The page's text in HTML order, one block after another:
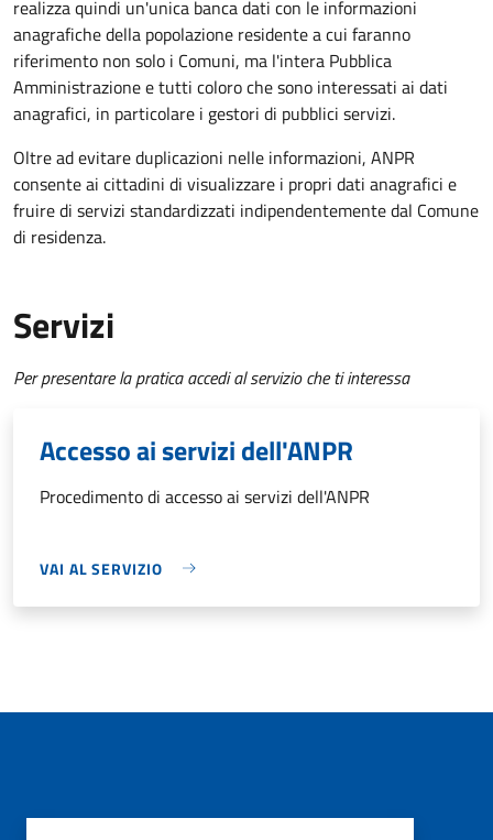
realizza quindi un'unica banca dati con le informazioni
anagrafiche della popolazione residente a cui faranno
riferimento non solo i Comuni, ma l'intera Pubblica
Amministrazione e tutti coloro che sono interessati ai dati
anagrafici, in particolare i gestori di pubblici servizi.
Oltre ad evitare duplicazioni nelle informazioni, ANPR
consente ai cittadini di visualizzare i propri dati anagrafici e
fruire di servizi standardizzati indipendentemente dal Comune
di residenza.
Servizi
Per presentare la pratica accedi al servizio che ti interessa
Accesso ai servizi dell'ANPR
Procedimento di accesso ai servizi dell'ANPR
VAI AL SERVIZIO